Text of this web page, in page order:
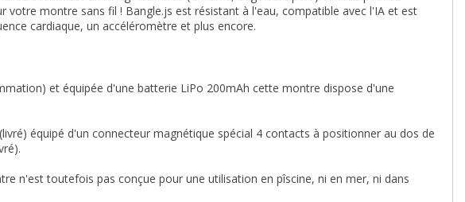
votre montre sans fil ! Bangle.js est résistant à l'eau, compatible avec l'IA et est
cardiaque, un accéléromètre et plus encore.
et équipée d'une batterie LiPo 200mAh cette montre dispose d'une
équipé d'un connecteur magnétique spécial 4 contacts à positionner au dos de
n'est toutefois pas conçue pour une utilisation en pîscine, ni en mer, ni dans